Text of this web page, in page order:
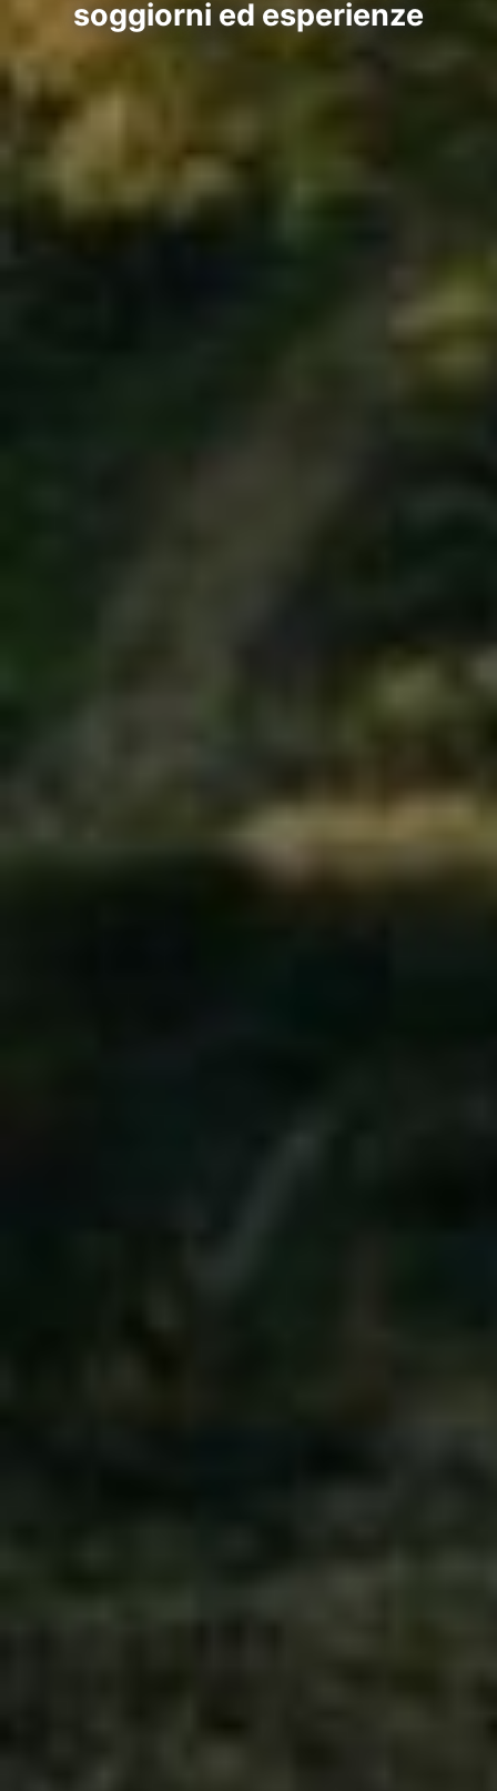
soggiorni ed esperienze